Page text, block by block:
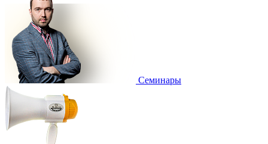
Семинары